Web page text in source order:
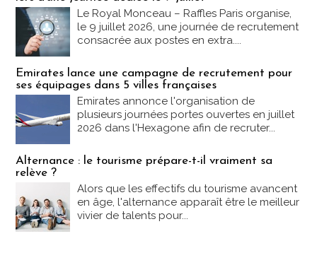
Le Royal Monceau – Raffles Paris organise,
le 9 juillet 2026, une journée de recrutement
consacrée aux postes en extra....
Emirates lance une campagne de recrutement pour
ses équipages dans 5 villes françaises
Emirates annonce l'organisation de
plusieurs journées portes ouvertes en juillet
2026 dans l'Hexagone afin de recruter...
Alternance : le tourisme prépare-t-il vraiment sa
relève ?
Alors que les effectifs du tourisme avancent
en âge, l'alternance apparaît être le meilleur
vivier de talents pour...